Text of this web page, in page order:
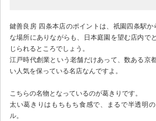
鍵善良房 四条本店のポイントは、祇園四条駅か
な場所にありながらも、日本庭園を望む店内で
じられるところでしょう。
江戸時代創業という老舗だけあって、数ある京
い人気を保っている名店なんですよ。
こちらの名物となっているのが葛きりです。
太い葛きりはもちもち食感で、まるで半透明
ル。